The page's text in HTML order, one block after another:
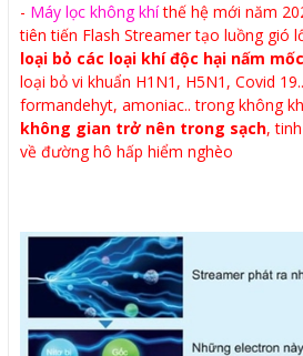
- Máy lọc không khíthế hệ mới năm
tiên tiến Flash Streamer tạo luồng gió
loại bỏ các loại khí độc hại nấm
loại bỏ vi khuẩn H1N1, H5N1, Covid
formandehyt, amoniac.. trong không
không gian trở nên trong sạch,
về đường hô hấp hiểm nghèo